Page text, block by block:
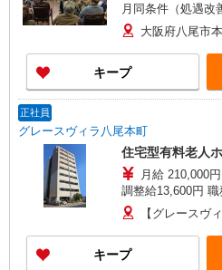
月同条件（処遇
円 調整給 13,600円 職務手当 42,000円 責任者手当
45,000円 調整手
円（介護福祉士資
20,000円〜（※処
より支給） ※処遇改善手当の金額は、一例となり
大阪府八尾市
キープ
正社員
グレースヴィラ八尾本町
住宅型有料老人
月給 210,000
調整給13,600円
20,000円 資格手
者） 試用期間3か月経過後：処遇改善手当16,000
円〜 交通費規定支給：上限25,000円/月 昇給年1回
（4月） 賞与2回（
【グレースヴ
キープ